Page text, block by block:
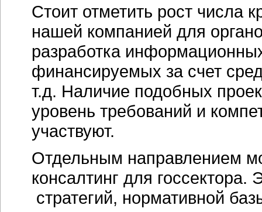
Стоит отметить рост числа
нашей компанией для
разработка
финансируемых за счет
т.д. Наличие подобных
уровень требований и
участвуют.
Отдельным направлением
консалтинг для
стратегий, нормативной